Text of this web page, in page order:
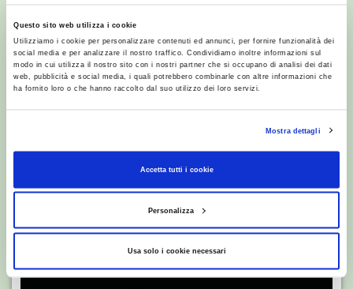
Questo sito web utilizza i cookie
Utilizziamo i cookie per personalizzare contenuti ed annunci, per fornire funzionalità dei
social media e per analizzare il nostro traffico. Condividiamo inoltre informazioni sul
modo in cui utilizza il nostro sito con i nostri partner che si occupano di analisi dei dati
web, pubblicità e social media, i quali potrebbero combinarle con altre informazioni che
ha fornito loro o che hanno raccolto dal suo utilizzo dei loro servizi.
Mostra dettagli
Accetta tutti i cookie
Personalizza
Usa solo i cookie necessari
LO SAPEVI?